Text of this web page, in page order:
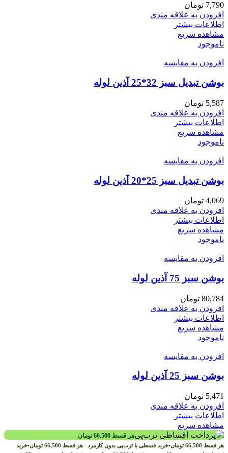
7,790 تومان
افزودن به علاقه مندی
اطلاعات بیشتر
مشاهده سریع
ناموجود
افزودن به مقایسه
بوشن تبدیل سبز 32*25 آذین لوله
5,587 تومان
افزودن به علاقه مندی
اطلاعات بیشتر
مشاهده سریع
ناموجود
افزودن به مقایسه
بوشن تبدیل سبز 25*20 آذین لوله
4,069 تومان
افزودن به علاقه مندی
اطلاعات بیشتر
مشاهده سریع
ناموجود
افزودن به مقایسه
بوشن سبز 75 آذین لوله
80,784 تومان
افزودن به علاقه مندی
اطلاعات بیشتر
مشاهده سریع
ناموجود
افزودن به مقایسه
بوشن سبز 25 آذین لوله
5,471 تومان
افزودن به علاقه مندی
اطلاعات بیشتر
مشاهده سریع
هر قسط 66,500 تومان
هر قسط 66,500 تومان•خرید قسطی با ترب‌پی بدون کارمزد هر قسط 66,500 تومان•خرید